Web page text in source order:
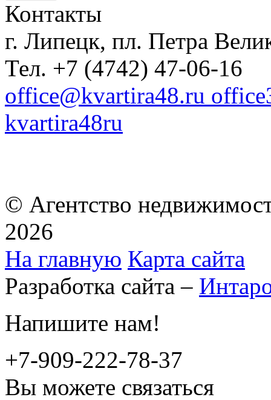
Контакты
г. Липецк, пл. Петра
Тел. +7 (4742) 47-06-16
office@kvartira48.ru
kvartira48ru
© Агентство
2026
На главную Карта сайта
Разработка сайта –
Напишите нам!
+7-909-222-78-37
Вы можете связаться